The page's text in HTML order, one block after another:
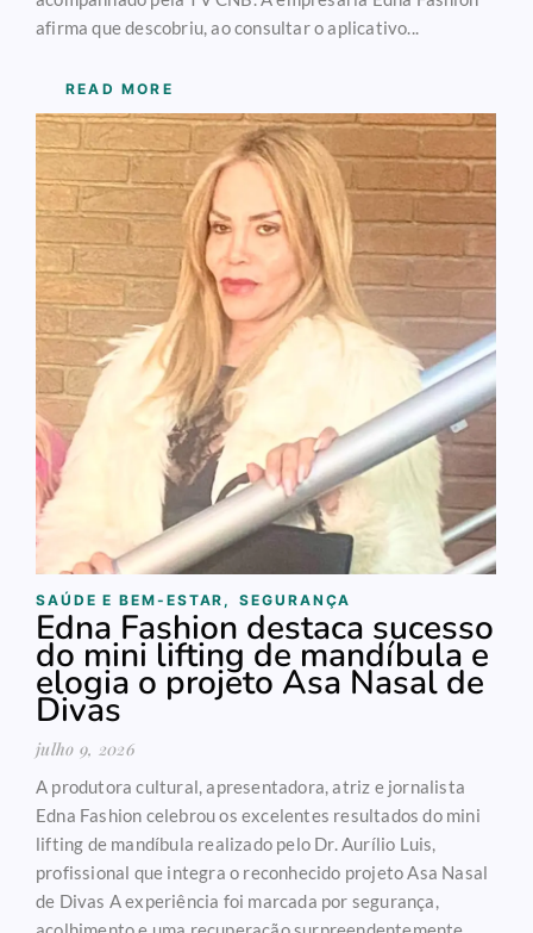
afirma que descobriu, ao consultar o aplicativo...
READ MORE
SAÚDE E BEM-ESTAR , SEGURANÇA
Edna Fashion destaca sucesso
do mini lifting de mandíbula e
elogia o projeto Asa Nasal de
Divas
julho 9, 2026
A produtora cultural, apresentadora, atriz e jornalista
Edna Fashion celebrou os excelentes resultados do mini
lifting de mandíbula realizado pelo Dr. Aurílio Luis,
profissional que integra o reconhecido projeto Asa Nasal
de Divas A experiência foi marcada por segurança,